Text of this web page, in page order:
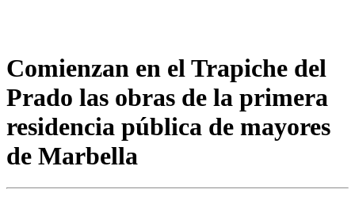
Comienzan en el Trapiche del
Prado las obras de la primera
residencia pública de mayores
de Marbella